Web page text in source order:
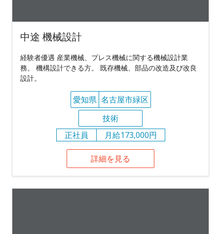
中途 機械設計
経験者優遇 産業機械、プレス機械に関する機械設計業
務。 機構設計できる方。 既存機械、部品の改造及び改良
設計。
愛知県 名古屋市緑区
技術
正社員
月給173,000円
詳細を見る